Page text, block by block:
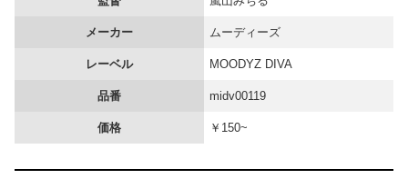
【悲報】 渡邊渚さん「キスしろよ」のヤジでPTSD発症時の状態に逆戻り
メーカー ムーディーズ
レーベル MOODYZ DIVA
品番 midv00119
価格 ￥150~